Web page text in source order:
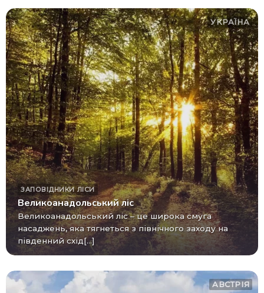
УКРАЇНА
ЗАПОВІДНИКИ ЛІСИ
Великоанадольський ліс
Великоанадольський ліс – це широка смуга
насаджень, яка тягнеться з північного заходу на
південний схід[...]
АВСТРІЯ